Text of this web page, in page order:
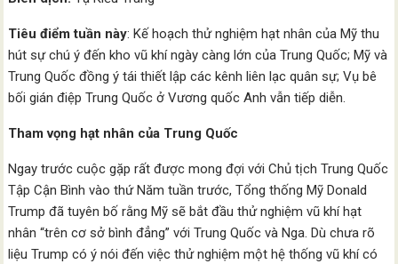
Tiêu điểm tuần này: Kế hoạch thử nghiệm hạt nhân của Mỹ thu
hút sự chú ý đến kho vũ khí ngày càng lớn của Trung Quốc; Mỹ và
Trung Quốc đồng ý tái thiết lập các kênh liên lạc quân sự; Vụ bê
bối gián điệp Trung Quốc ở Vương quốc Anh vẫn tiếp diễn.
Tham vọng hạt nhân của Trung Quốc
Ngay trước cuộc gặp rất được mong đợi với Chủ tịch Trung Quốc
Tập Cận Bình vào thứ Năm tuần trước, Tổng thống Mỹ Donald
Trump đã tuyên bố rằng Mỹ sẽ bắt đầu thử nghiệm vũ khí hạt
nhân “trên cơ sở bình đẳng” với Trung Quốc và Nga. Dù chưa rõ
liệu Trump có ý nói đến việc thử nghiệm một hệ thống vũ khí có